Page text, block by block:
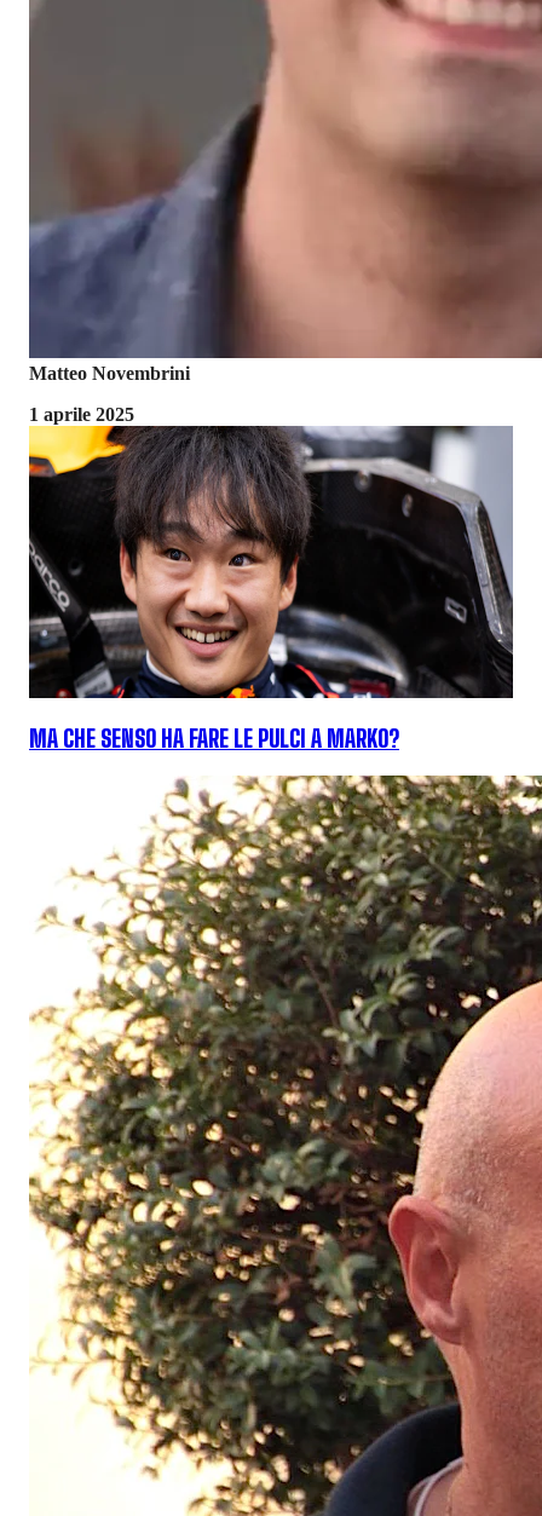
Matteo Novembrini
1 aprile 2025
MA CHE SENSO HA FARE LE PULCI A MARKO?